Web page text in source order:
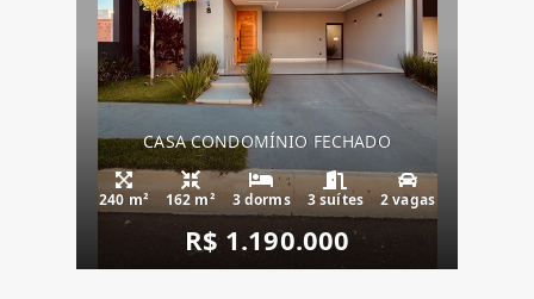
CASA CONDOMÍNIO FECHADO
240 m² 162 m² 3 dorms 3 suítes 2 vagas
R$ 1.190.000